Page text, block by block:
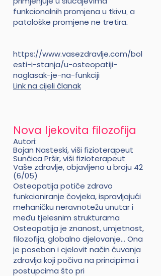
funkcionalnih promjena u tkivu, a
patološke promjene ne tretira.
https://www.vasezdravlje.com/bol
esti-i-stanja/u-osteopatiji-
naglasak-je-na-funkciji
Link na cijeli članak
Nova ljekovita filozofija
Autori:
Bojan Nasteski, viši fizioterapeut
Sunčica Pršir, viši fizioterapeut
Vaše zdravlje, objavljeno u broju 42
(6/05)
Osteopatija potiče zdravo
funkcioniranje čovjeka, ispravljajući
mehaničku neravnotežu unutar i
među tjelesnim strukturama
Osteopatija je znanost, umjetnost,
filozofija, globalno djelovanje… Ona
je poseban i cjelovit način čuvanja
zdravlja koji počiva na principima i
postupcima što pri